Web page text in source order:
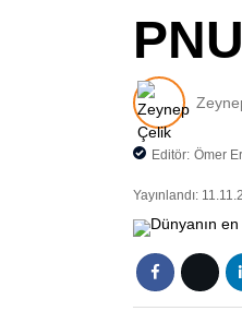
Editör: Ömer
Yayınlandı: